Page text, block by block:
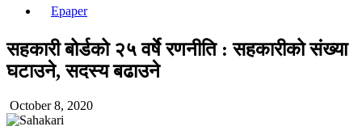
Epaper
सहकारी बोर्डको २५ वर्षे रणनीति : सहकारीको संख्या
घटाउने, सदस्य बढाउने
October 8, 2020